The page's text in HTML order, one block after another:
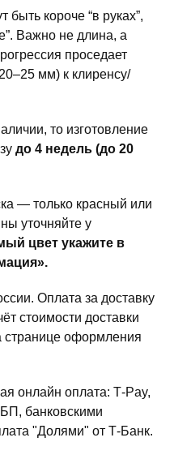
короче “в руках”,
Важно не длина, а
проседает
мм) к клиренсу/
то изготовление
до 4 недель (до 20
— только красный или
уточняйте у
цвет укажите в
Оплата за доставку
стоимости доставки
оформления
онлайн оплата: T‑Pay,
банковскими
"Долями" от Т-Банк.